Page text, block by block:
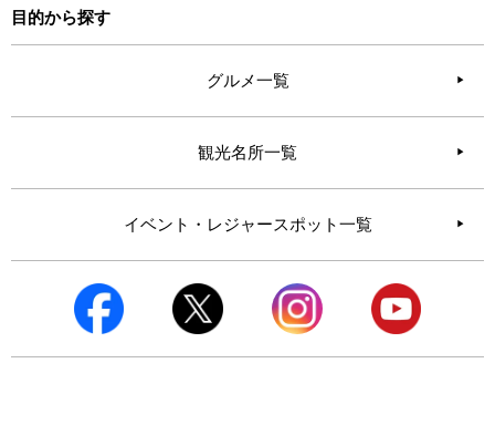
目的から探す
グルメ一覧
観光名所一覧
イベント・レジャースポット一覧